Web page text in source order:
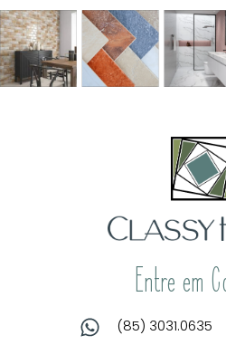
Entre em
(85) 3031.0635